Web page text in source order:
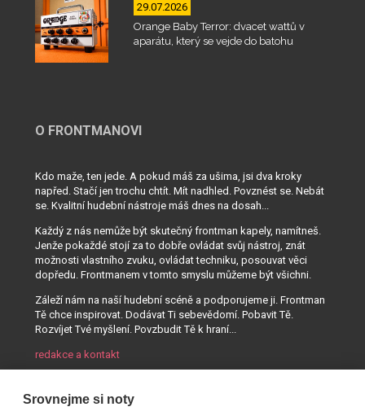
29.07.2026
Orange Baby Terror: dvacet wattů v
aparátu, který se vejde do batohu
O FRONTMANOVI
Kdo maže, ten jede. A pokud máš za ušima, jsi dva kroky
napřed. Stačí jen trochu chtít. Mít nadhled. Povznést se. Nebát
se. Kvalitní hudební nástroje máš dnes na dosah...
Každý z nás nemůže být skutečný frontman kapely, namítneš.
Jenže pokaždé stojí za to dobře ovládat svůj nástroj, znát
možnosti vlastního zvuku, ovládat techniku, posouvat věci
dopředu. Frontmanem v tomto smyslu můžeme být všichni.
Záleží nám na naší hudební scéně a podporujeme ji. Frontman
Tě chce inspirovat. Dodávat Ti sebevědomí. Pobavit Tě.
Rozvíjet Tvé myšlení. Povzbudit Tě k hraní...
redakce a kontakt
Srovnejme si noty